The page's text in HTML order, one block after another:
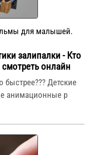
для малышей.
залипалки - Кто
онлайн
быстрее??? Детские
анимационные р